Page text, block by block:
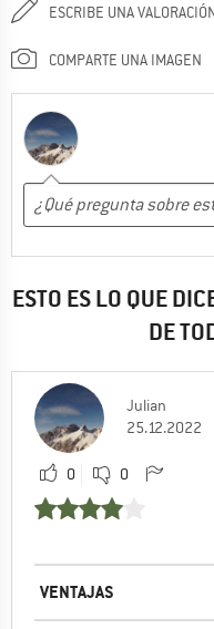
ESCRIBE UNA
COMPARTE UNA IMAGEN
ESTO ES LO QUE
DE
Julian
25.12.2022
0 0
VENTAJAS